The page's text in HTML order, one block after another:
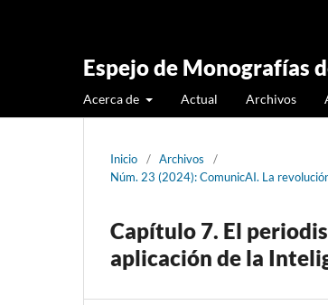
Espejo de Monografías
Acerca de Actual Archivos
Inicio / Archivos
/
Núm. 23 (2024): ComunicAI. La
Capítulo 7. El
aplicación de la